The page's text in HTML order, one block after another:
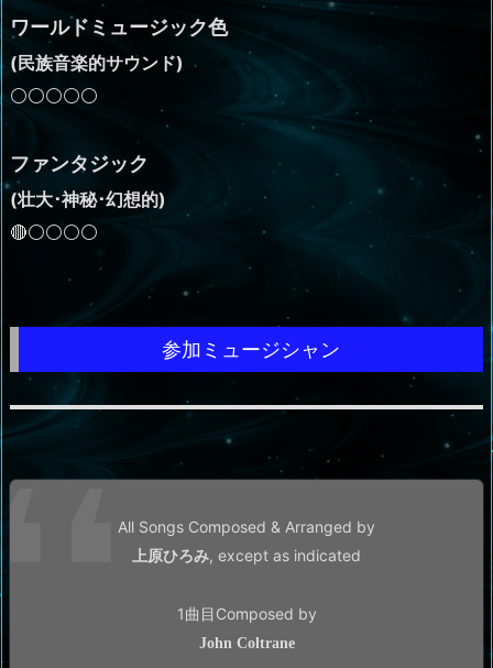
ワールドミュージック色
(民族音楽的サウンド)
⚪⚪⚪⚪⚪
ファンタジック
(壮大･神秘･幻想的)
🔴⚪⚪⚪⚪
参加ミュージシャン
All Songs Composed & Arranged by
上原ひろみ, except as indicated
1曲目Composed by
John Coltrane